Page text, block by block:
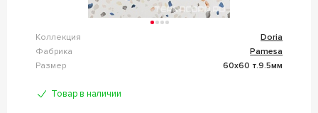
Коллекция
Doria
Фабрика
Pamesa
Размер
60x60 т.9.5мм
Товар в наличии